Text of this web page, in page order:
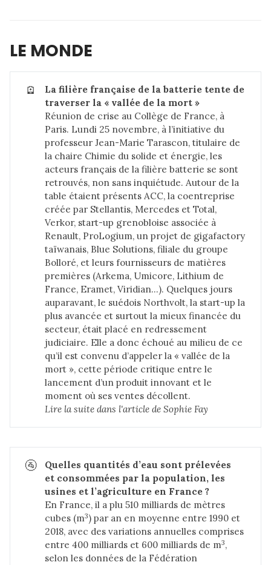
LE MONDE
🪫
La filière française de la batterie tente de
traverser la « vallée de la mort »
Réunion de crise au Collège de France, à
Paris. Lundi 25 novembre, à l’initiative du
professeur Jean-Marie Tarascon, titulaire de
la chaire Chimie du solide et énergie, les
acteurs français de la filière batterie se sont
retrouvés, non sans inquiétude. Autour de la
table étaient présents ACC, la coentreprise
créée par Stellantis, Mercedes et Total,
Verkor, start-up grenobloise associée à
Renault, ProLogium, un projet de gigafactory
taïwanais, Blue Solutions, filiale du groupe
Bolloré, et leurs fournisseurs de matières
premières (Arkema, Umicore, Lithium de
France, Eramet, Viridian…). Quelques jours
auparavant, le suédois Northvolt, la start-up la
plus avancée et surtout la mieux financée du
secteur, était placé en redressement
judiciaire. Elle a donc échoué au milieu de ce
qu’il est convenu d’appeler la « vallée de la
mort », cette période critique entre le
lancement d’un produit innovant et le
moment où ses ventes décollent.
Lire la suite dans l'article de Sophie Fay
🚰
Quelles quantités d’eau sont prélevées
et consommées par la population, les
usines et l’agriculture en France ?
En France, il a plu 510 milliards de mètres
cubes (m3) par an en moyenne entre 1990 et
2018, avec des variations annuelles comprises
entre 400 milliards et 600 milliards de m3,
selon les données de la Fédération